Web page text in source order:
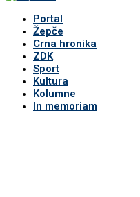
Portal
Žepče
Crna hronika
ZDK
Sport
Kultura
Kolumne
In memoriam